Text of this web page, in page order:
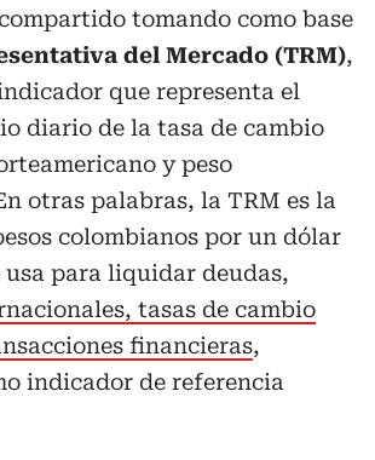
tomando como base
del Mercado (TRM),
que representa el
diario de la tasa de cambio
y peso
otras palabras, la TRM es la
colombianos por un dólar
usa para liquidar deudas,
tasas de cambio
financieras,
indicador de referencia